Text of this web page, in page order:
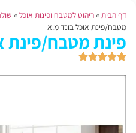
דף הבית »ריהוט למטבח ופינות אוכל »
מטבח/פינת אוכל בונד מ.א
פינת מטבח/פינת